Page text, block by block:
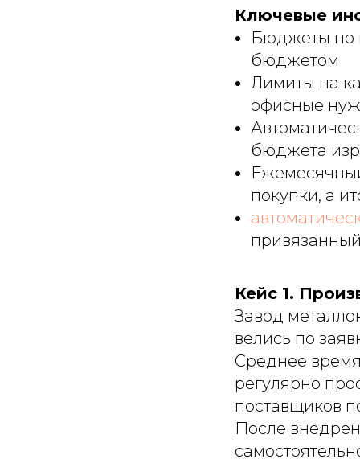
Ключевые
Бюджеты по
бюджетом
Лимиты на
офисные
бюджета
покупки, а
Кейс 1.
Завод
велись по
Среднее
регулярно
поставщиков
После